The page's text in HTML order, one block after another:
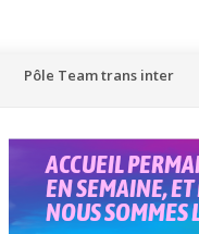
Pôle Team trans inter